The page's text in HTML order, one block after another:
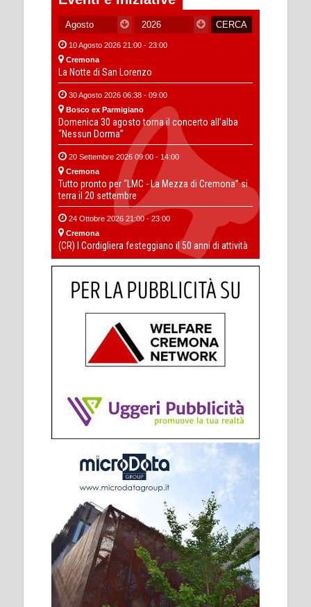
10 Agosto 2026 21:00 - 23:00
Cremona
La Notte di San Lorenzo
30 Agosto 2026 06:38 - 09:00
Bosco ex Parmigiano
Domenica 30 agosto torna il concerto all’alba
“Nessun Dorma”
20 Settembre 2026 09:00 - 14:00
Cremona
Tutto pronto per “LMC - La Mezza di Cremona” si
terra il 20 settembre
24 Ottobre 2026 21:00 - 23:00
Cremona
(CR) I Cordigliera festeggiano il 50 anni di attività